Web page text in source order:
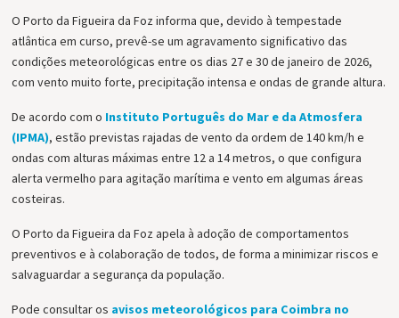
O Porto da Figueira da Foz informa que, devido à tempestade
atlântica em curso, prevê-se um agravamento significativo das
condições meteorológicas entre os dias 27 e 30 de janeiro de 2026,
com vento muito forte, precipitação intensa e ondas de grande altura.
De acordo com o Instituto Português do Mar e da Atmosfera
(IPMA), estão previstas rajadas de vento da ordem de 140 km/h e
ondas com alturas máximas entre 12 a 14 metros, o que configura
alerta vermelho para agitação marítima e vento em algumas áreas
costeiras.
O Porto da Figueira da Foz apela à adoção de comportamentos
preventivos e à colaboração de todos, de forma a minimizar riscos e
salvaguardar a segurança da população.
Pode consultar os avisos meteorológicos para Coimbra no